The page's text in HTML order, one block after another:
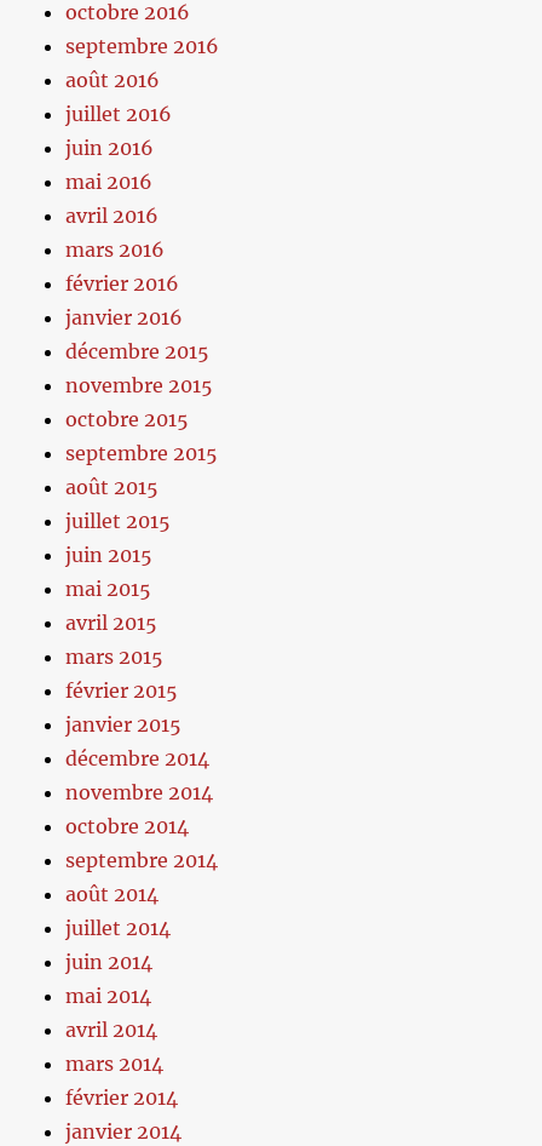
octobre 2016
septembre 2016
août 2016
juillet 2016
juin 2016
mai 2016
avril 2016
mars 2016
février 2016
janvier 2016
décembre 2015
novembre 2015
octobre 2015
septembre 2015
août 2015
juillet 2015
juin 2015
mai 2015
avril 2015
mars 2015
février 2015
janvier 2015
décembre 2014
novembre 2014
octobre 2014
septembre 2014
août 2014
juillet 2014
juin 2014
mai 2014
avril 2014
mars 2014
février 2014
janvier 2014